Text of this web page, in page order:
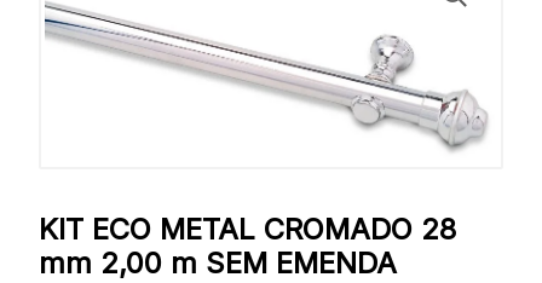
KIT ECO METAL CROMADO 28
mm 2,00 m SEM EMENDA